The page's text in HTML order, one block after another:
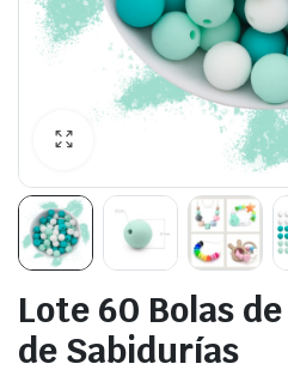
Lote 60 Bolas
de Sabidurías